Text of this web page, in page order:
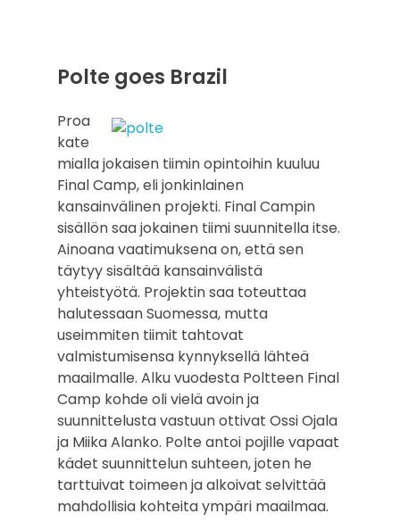
Polte goes Brazil
Proa
kate
mialla jokaisen tiimin opintoihin kuuluu
Final Camp, eli jonkinlainen
kansainvälinen projekti. Final Campin
sisällön saa jokainen tiimi suunnitella itse.
Ainoana vaatimuksena on, että sen
täytyy sisältää kansainvälistä
yhteistyötä. Projektin saa toteuttaa
halutessaan Suomessa, mutta
useimmiten tiimit tahtovat
valmistumisensa kynnyksellä lähteä
maailmalle. Alku vuodesta Poltteen Final
Camp kohde oli vielä avoin ja
suunnittelusta vastuun ottivat Ossi Ojala
ja Miika Alanko. Polte antoi pojille vapaat
kädet suunnittelun suhteen, joten he
tarttuivat toimeen ja alkoivat selvittää
mahdollisia kohteita ympäri maailmaa.